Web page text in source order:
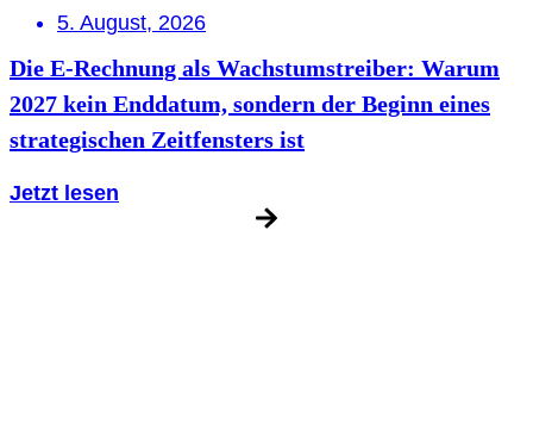
5. August, 2026
Die E-Rechnung als Wachstumstreiber: Warum
2027 kein Enddatum, sondern der Beginn eines
strategischen Zeitfensters ist
Jetzt lesen